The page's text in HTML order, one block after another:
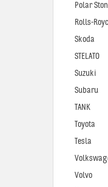
Polar
Rolls-
Skoda
STELATO
Suzuki
Subaru
TANK
Toyota
Tesla
Volvo